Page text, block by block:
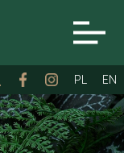
PL EN